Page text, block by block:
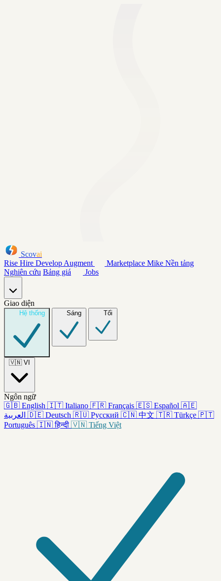
Scovai
Rise Hire Develop Augment Marketplace Mike Nền tảng
Nghiên cứu Bảng giá Jobs
Giao diện
Hệ thống Sáng Tối
🇻🇳 VI
Ngôn ngữ
🇬🇧 English 🇮🇹 Italiano 🇫🇷 Français 🇪🇸 Español 🇦🇪
العربية 🇩🇪 Deutsch 🇷🇺 Русский 🇨🇳 中文 🇹🇷 Türkçe 🇵🇹
Português 🇮🇳 हिन्दी 🇻🇳 Tiếng Việt